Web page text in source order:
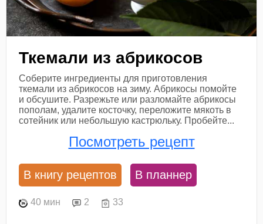
Ткемали из абрикосов
Соберите ингредиенты для приготовления
ткемали из абрикосов на зиму. Абрикосы помойте
и обсушите. Разрежьте или разломайте абрикосы
пополам, удалите косточку, переложите мякоть в
сотейник или небольшую кастрюльку. Пробейте...
Посмотреть рецепт
В книгу рецептов В планнер
40 мин 2 33